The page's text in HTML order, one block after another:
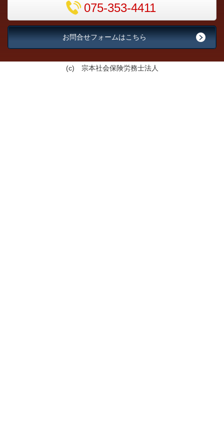
075-353-4411
お問合せフォームはこちら
(c) 宗本社会保険労務士法人